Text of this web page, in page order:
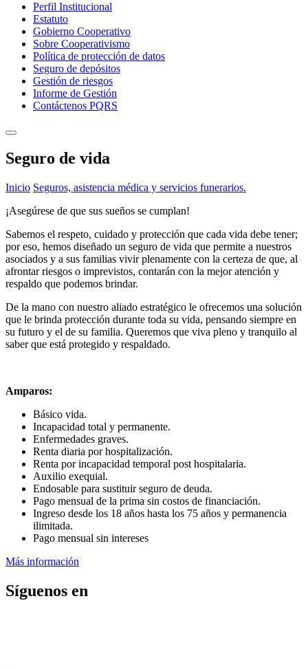
Perfil Institucional
Estatuto
Gobierno Cooperativo
Sobre Cooperativismo
Política de protección de datos
Seguro de depósitos
Gestión de riesgos
Informe de Gestión
Contáctenos PQRS
Seguro de vida
Inicio Seguros, asistencia médica y servicios funerarios.
¡Asegúrese de que sus sueños se cumplan!
Sabemos el respeto, cuidado y protección que cada vida debe tener;
por eso, hemos diseñado un seguro de vida que permite a nuestros
asociados y a sus familias vivir plenamente con la certeza de que, al
afrontar riesgos o imprevistos, contarán con la mejor atención y
respaldo que podemos brindar.
De la mano con nuestro aliado estratégico le ofrecemos una solución
que le brinda protección durante toda su vida, pensando siempre en
su futuro y el de su familia. Queremos que viva pleno y tranquilo al
saber que está protegido y respaldado.
Amparos:
Básico vida.
Incapacidad total y permanente.
Enfermedades graves.
Renta diaria por hospitalización.
Renta por incapacidad temporal post hospitalaria.
Auxilio exequial.
Endosable para sustituir seguro de deuda.
Pago mensual de la prima sin costos de financiación.
Ingreso desde los 18 años hasta los 75 años y permanencia
ilimitada.
Pago mensual sin intereses
Más información
Síguenos en